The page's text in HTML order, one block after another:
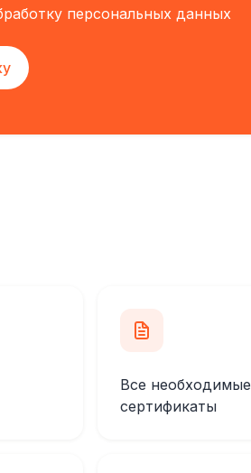
персональных данных
Все необходимые
сертификаты